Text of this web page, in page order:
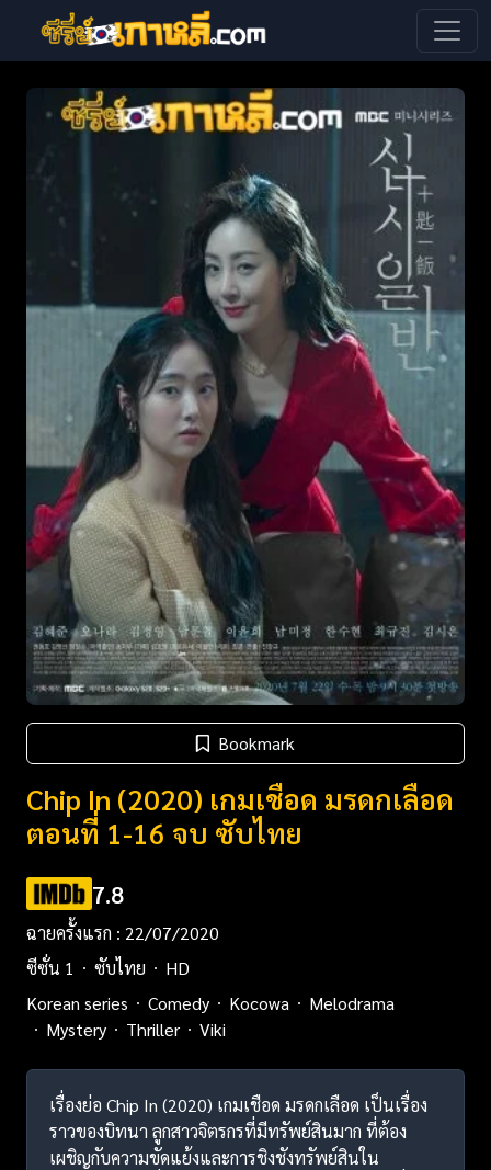
Bookmark
Chip In (2020) เกมเชือด มรดกเลือด
ตอนที่ 1-16 จบ ซับไทย
7.8
ฉายครั้งแรก : 22/07/2020
ซีซั่น 1
ซับไทย
HD
Korean series
Comedy Kocowa
Melodrama
Mystery
Thriller Viki
เรื่องย่อ Chip In (2020) เกมเชือด มรดกเลือด เป็นเรื่อง
ราวของบิทนา ลูกสาวจิตรกรที่มีทรัพย์สินมาก ที่ต้อง
เผชิญกับความขัดแย้งและการชิงชังทรัพย์สินใน